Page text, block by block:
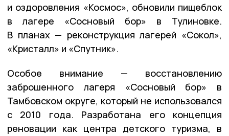
и оздоровления «Космос», обновили пищеблок
в лагере «Сосновый бор» в Тулиновке.
В планах — реконструкция лагерей «Сокол»,
«Кристалл» и «Спутник».
Особое внимание — восстановлению
заброшенного лагеря «Сосновый бор» в
Тамбовском округе, который не использовался
с 2010 года. Разработана его концепция
реновации как центра детского туризма, в